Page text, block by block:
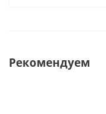
Рекомендуем